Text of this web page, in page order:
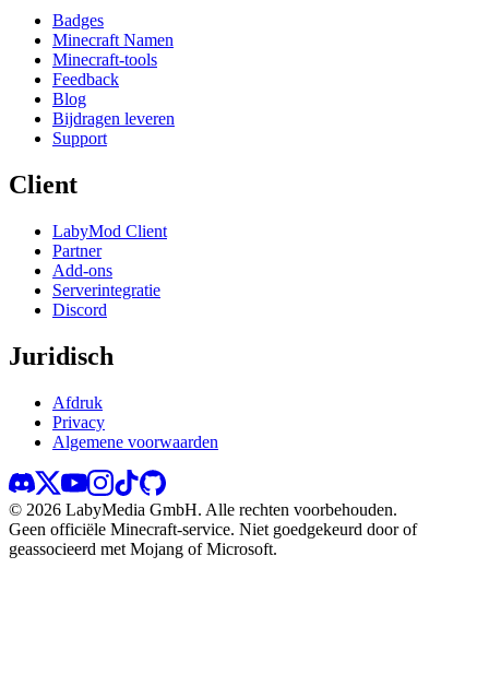
Badges
Minecraft Namen
Minecraft-tools
Feedback
Blog
Bijdragen leveren
Support
Client
LabyMod Client
Partner
Add-ons
Serverintegratie
Discord
Juridisch
Afdruk
Privacy
Algemene voorwaarden
© 2026 LabyMedia GmbH. Alle rechten voorbehouden.
Geen officiële Minecraft-service. Niet goedgekeurd door of
geassocieerd met Mojang of Microsoft.